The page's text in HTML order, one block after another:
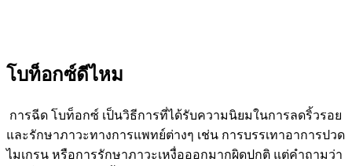
โบท็อกซ์ดีไหม
การฉีด โบท็อกซ์ เป็นวิธีการที่ได้รับความนิยมในการลดริ้วรอย
และรักษาภาวะทางการแพทย์ต่างๆ เช่น การบรรเทาอาการปวด
ไมเกรน หรือการรักษาภาวะเหงื่อออกมากผิดปกติ แต่คำถามว่า